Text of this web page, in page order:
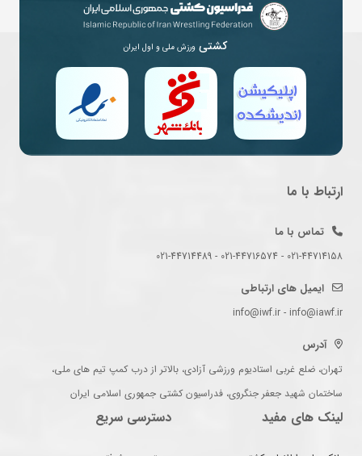
کشتی ورزش ملی و اول ایران
ارتباط با ما
تماس با ما
021-44714158 - 021-44716574 - 021-44714489
ایمیل های ارتباطی
info@iwf.ir - info@iawf.ir
آدرس
تهران، ضلع غربی استادیوم ورزشی آزادی، بالاتر از درب کمپ تیم های ملی،
ساختمان شهید جعفر جنگروی، فدراسیون کشتی جمهوری اسلامی ایران
لینک های مفید دسترسی سریع